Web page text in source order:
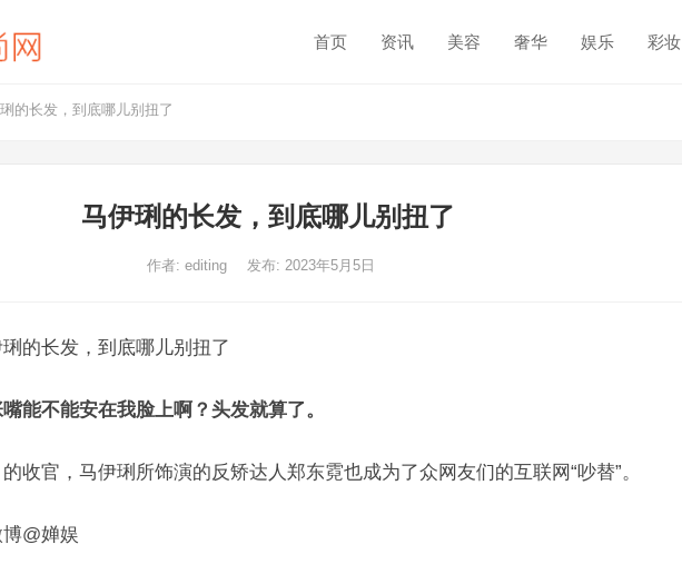
首页 资讯 美容 奢华 娱乐 彩妆
的长发，到底哪儿别扭了
马伊琍的长发，到底哪儿别扭了
作者: editing 发布: 2023年5月5日
的长发，到底哪儿别扭了
能不能安在我脸上啊？头发就算了。
收官，马伊琍所饰演的反矫达人郑东霓也成为了众网友们的互联网“吵替”。
@婵娱